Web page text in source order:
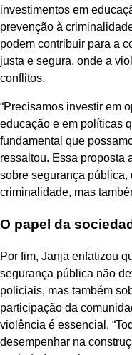
investimentos em
prevenção à
podem contribuir para a
justa e segura, onde a
conflitos.
“Precisamos investir em
educação e em políticas
fundamental que
ressaltou. Essa proposta
sobre segurança pública,
criminalidade, mas
O papel da
Por fim, Janja enfatizou
segurança pública não
policiais, mas também
participação da
violência é essencial.
desempenhar na